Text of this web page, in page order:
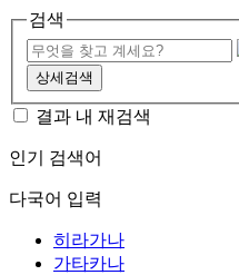
검색
상세검색
결과 내 재검색
인기 검색어
다국어 입력
히라가나
가타카나